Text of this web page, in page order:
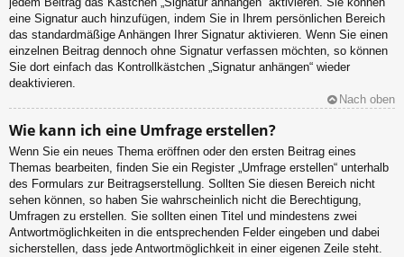
eine Signatur auch hinzufügen, indem Sie in Ihrem persönlichen Bereich
das standardmäßige Anhängen Ihrer Signatur aktivieren. Wenn Sie einen
einzelnen Beitrag dennoch ohne Signatur verfassen möchten, so können
Sie dort einfach das Kontrollkästchen „Signatur anhängen“ wieder
deaktivieren.
Nach oben
Wie kann ich eine Umfrage erstellen?
Wenn Sie ein neues Thema eröffnen oder den ersten Beitrag eines
Themas bearbeiten, finden Sie ein Register „Umfrage erstellen“ unterhalb
des Formulars zur Beitragserstellung. Sollten Sie diesen Bereich nicht
sehen können, so haben Sie wahrscheinlich nicht die Berechtigung,
Umfragen zu erstellen. Sie sollten einen Titel und mindestens zwei
Antwortmöglichkeiten in die entsprechenden Felder eingeben und dabei
sicherstellen, dass jede Antwortmöglichkeit in einer eigenen Zeile steht.